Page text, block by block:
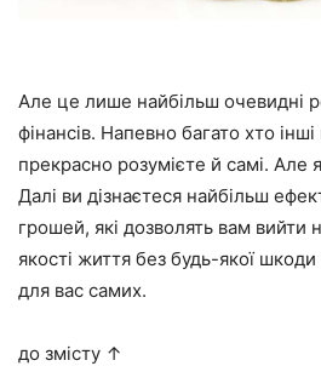
Але це лише найбільш очевидні
фінансів. Напевно багато хто
прекрасно розумієте й самі. Але
Далі ви дізнаєтеся найбільш
грошей, які дозволять вам вийти
якості життя без будь-якої
для вас самих.
до змісту ↑